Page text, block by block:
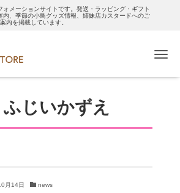
メーションサイトです。発送・ラッピング・ギフト
内、季節の小鳥グッズ情報、姉妹店カスタードへのご
案内を掲載しています。
ふじいかずえ
月14日 news